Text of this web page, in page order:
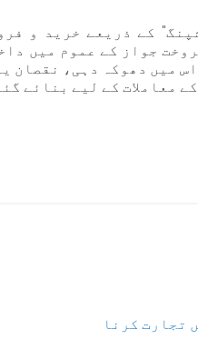
کے ذریعے خرید و
جواز کے عموم میں
میں دھوکہ دہی، نقصان
معاملات کے لیے بنائے
تجارت کرنا